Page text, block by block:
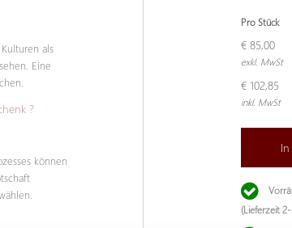
als
Eine
?
können
Pro Stück
€ 85,00
exkl. MwSt
€ 102,85
inkl. MwSt
(Lieferzeit